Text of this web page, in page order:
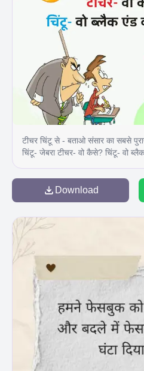
टीचर चिंटू से - बताओ संसार का सबसे
चिंटू- जेबरा टीचर- वो कैसे? चिंटू- वो
Download